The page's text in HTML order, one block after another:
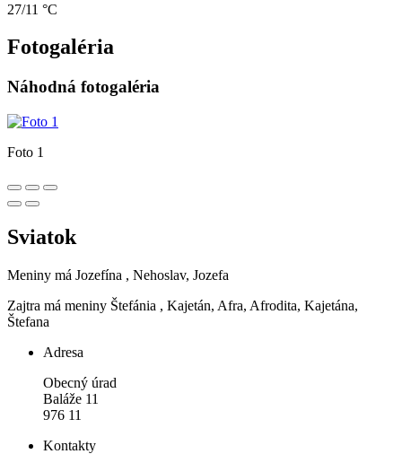
27/11 °C
Fotogaléria
Náhodná fotogaléria
Foto 1
Sviatok
Meniny má Jozefína , Nehoslav, Jozefa
Zajtra má meniny Štefánia , Kajetán, Afra, Afrodita, Kajetána,
Štefana
Adresa
Obecný úrad
Baláže 11
976 11
Kontakty